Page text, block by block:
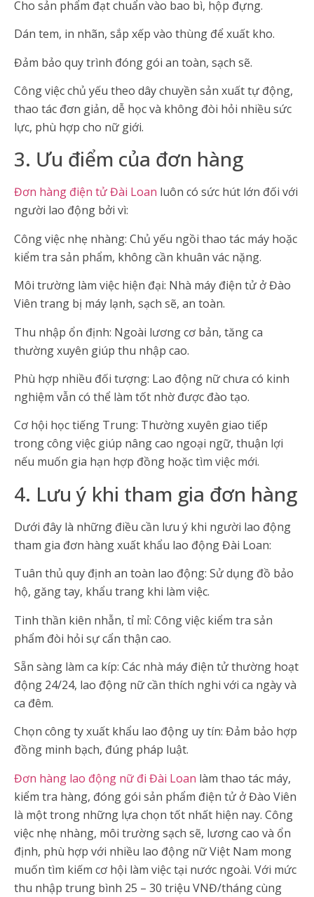
Cho sản phẩm đạt chuẩn vào bao bì, hộp đựng.
Dán tem, in nhãn, sắp xếp vào thùng để xuất kho.
Đảm bảo quy trình đóng gói an toàn, sạch sẽ.
Công việc chủ yếu theo dây chuyền sản xuất tự động,
thao tác đơn giản, dễ học và không đòi hỏi nhiều sức
lực, phù hợp cho nữ giới.
3. Ưu điểm của đơn hàng
Đơn hàng điện tử Đài Loan luôn có sức hút lớn đối với
người lao động bởi vì:
Công việc nhẹ nhàng: Chủ yếu ngồi thao tác máy hoặc
kiểm tra sản phẩm, không cần khuân vác nặng.
Môi trường làm việc hiện đại: Nhà máy điện tử ở Đào
Viên trang bị máy lạnh, sạch sẽ, an toàn.
Thu nhập ổn định: Ngoài lương cơ bản, tăng ca
thường xuyên giúp thu nhập cao.
Phù hợp nhiều đối tượng: Lao động nữ chưa có kinh
nghiệm vẫn có thể làm tốt nhờ được đào tạo.
Cơ hội học tiếng Trung: Thường xuyên giao tiếp
trong công việc giúp nâng cao ngoại ngữ, thuận lợi
nếu muốn gia hạn hợp đồng hoặc tìm việc mới.
4. Lưu ý khi tham gia đơn hàng
Dưới đây là những điều cần lưu ý khi người lao động
tham gia đơn hàng xuất khẩu lao động Đài Loan:
Tuân thủ quy định an toàn lao động: Sử dụng đồ bảo
hộ, găng tay, khẩu trang khi làm việc.
Tinh thần kiên nhẫn, tỉ mỉ: Công việc kiểm tra sản
phẩm đòi hỏi sự cẩn thận cao.
Sẵn sàng làm ca kíp: Các nhà máy điện tử thường hoạt
động 24/24, lao động nữ cần thích nghi với ca ngày và
ca đêm.
Chọn công ty xuất khẩu lao động uy tín: Đảm bảo hợp
đồng minh bạch, đúng pháp luật.
Đơn hàng lao động nữ đi Đài Loan làm thao tác máy,
kiểm tra hàng, đóng gói sản phẩm điện tử ở Đào Viên
là một trong những lựa chọn tốt nhất hiện nay. Công
việc nhẹ nhàng, môi trường sạch sẽ, lương cao và ổn
định, phù hợp với nhiều lao động nữ Việt Nam mong
muốn tìm kiếm cơ hội làm việc tại nước ngoài. Với mức
thu nhập trung bình 25 – 30 triệu VNĐ/tháng cùng